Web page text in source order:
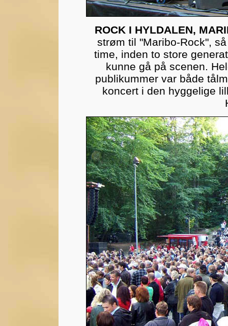
ROCK I HYLDALEN,
strøm til "Maribo-Rock",
time, inden to store
kunne gå på scenen.
publikummer var både
koncert i den hyggelige